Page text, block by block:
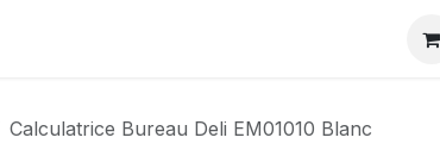
Rendez-vous
Calculatrice Bureau Deli EM01010 Blanc